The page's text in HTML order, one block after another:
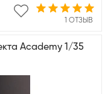
1 ОТЗЫВ
Academy 1/35